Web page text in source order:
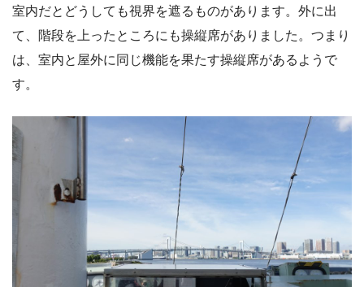
室内だとどうしても視界を遮るものがあります。外に出
て、階段を上ったところにも操縦席がありました。つまり
は、室内と屋外に同じ機能を果たす操縦席があるようで
す。